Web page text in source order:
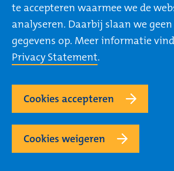
te accepteren waarmee we de
analyseren. Daarbij slaan we
gegevens op. Meer informatie
Privacy Statement.
Cookies accepteren
Cookies weigeren
ROTTERDAM
Rivium Boulevard 46
2909 LK Capelle a/d
IJssel
+31 (0) 85 273 64 27
Routebeschrijving
TILBURG
Ringbaan West